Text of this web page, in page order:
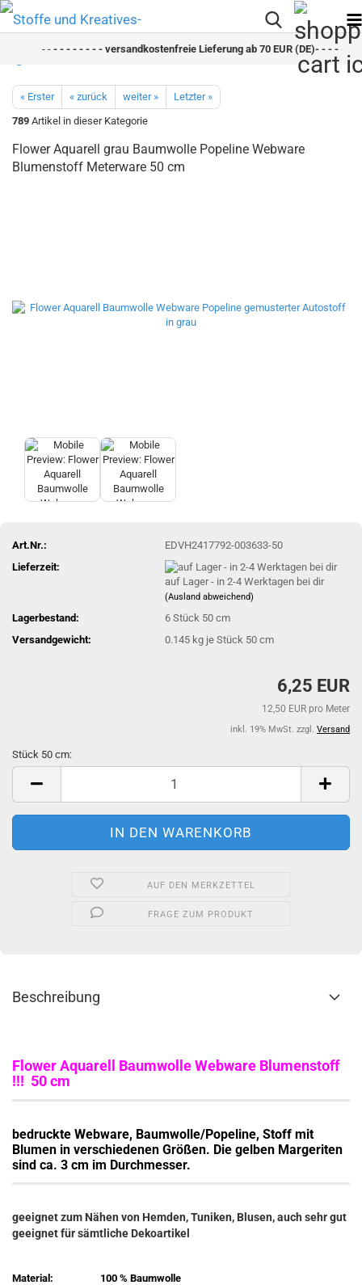
- - - - - - - - versandkostenfreie Lieferung ab 70 EUR (DE)- - - - - - -
« Erster « zurück weiter »
Letzter »
789 Artikel in dieser Kategorie
Flower Aquarell grau Baumwolle Popeline Webware
Blumenstoff Meterware 50 cm
Art.Nr.:
EDVH2417792-003633-50
Lieferzeit:
auf Lager - in 2-4 Werktagen bei dir
(Ausland abweichend)
Lagerbestand: 6Stück 50 cm
Versandgewicht:
0.145 kg je Stück 50 cm
6,25 EUR
12,50 EUR pro Meter
inkl. 19% MwSt. zzgl. Versand
Stück 50 cm:
Stück
cm
AUF DEN MERKZETTEL
FRAGE ZUM PRODUKT
Beschreibung
Flower Aquarell Baumwolle Webware Blumenstoff
!!! 50 cm
bedruckte Webware, Baumwolle/Popeline, Stoff mit
Blumen in verschiedenen Größen. Die gelben Margeriten
sind ca. 3 cm im Durchmesser.
geeignet zum Nähen von Hemden, Tuniken, Blusen, auch sehr gut
geeignet für sämtliche Dekoartikel
Material: 100 % Baumwolle